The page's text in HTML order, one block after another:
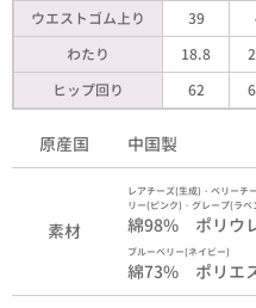
ウエストゴム上り
39
わたり
18.8
ヒップ回り
62
原産国 中国製
素材
レアチーズ(生成)・ベリーチ
リー(ピンク)・グレープ(ラ
綿98% ポリウ
ブルーベリー(ネイビー)
綿73% ポリエ